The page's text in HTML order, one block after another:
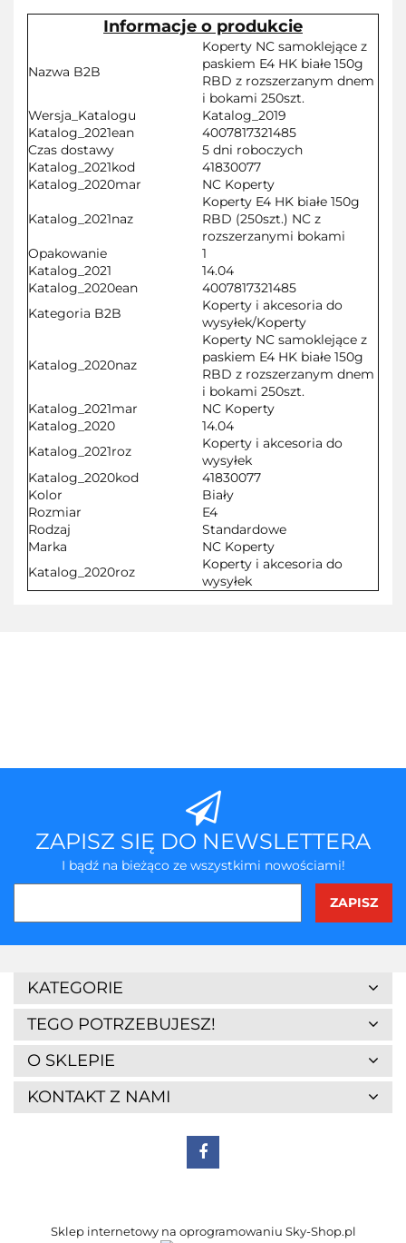
Informacje o produkcie
Nazwa B2B
Koperty NC samoklejące z
paskiem E4 HK białe 150g
RBD z rozszerzanym dnem
i bokami 250szt.
Wersja_Katalogu
Katalog_2019
Katalog_2021ean
4007817321485
Czas dostawy
5 dni roboczych
Katalog_2021kod
41830077
Katalog_2020mar
NC Koperty
Katalog_2021naz
Koperty E4 HK białe 150g
RBD (250szt.) NC z
rozszerzanymi bokami
Opakowanie
1
Katalog_2021
14.04
Katalog_2020ean
4007817321485
Kategoria B2B
Koperty i akcesoria do
wysyłek/Koperty
Katalog_2020naz
Koperty NC samoklejące z
paskiem E4 HK białe 150g
RBD z rozszerzanym dnem
i bokami 250szt.
Katalog_2021mar
NC Koperty
Katalog_2020
14.04
Katalog_2021roz
Koperty i akcesoria do
wysyłek
Katalog_2020kod
41830077
Kolor
Biały
Rozmiar
E4
Rodzaj
Standardowe
Marka
NC Koperty
Katalog_2020roz
Koperty i akcesoria do
wysyłek
7Days
ZAPISZ SIĘ DO NEWSLETTERA
I bądź na bieżąco ze wszystkimi nowościami!
KATEGORIE
TEGO POTRZEBUJESZ!
O SKLEPIE
KONTAKT Z NAMI
Sklep internetowy na oprogramowaniu Sky-Shop.pl